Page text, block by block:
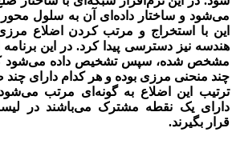
می‌شود و ساختار داده‌ای آن به سلول محور
این با استخراج و مرتب کردن اضلاع
هندسه نیز دسترسی پیدا کرد. در این برنامه
مشخص شده، سپس تشخیص داده می‌شود
چند منحنی مرزی بوده و هر کدام دارای چند
ترتیب این اضلاع به گونه‌ای مرتب
دارای یک نقطه مشترک می‌باشند در
قرار بگیرند.